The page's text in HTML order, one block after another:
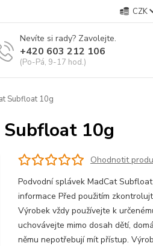
CZK
Nevíte si rady? Zavolejte.
+420 603 212 106
(Po-Pá, 9-17 hod.)
Subfloat 10g
10g
Ohodnotit
Podvodní splávek MadCat
informace Před použitím
Výrobek vždy používejte k
uchovávejte mimo dosah dětí,
němu nepotřebují mít přístup.